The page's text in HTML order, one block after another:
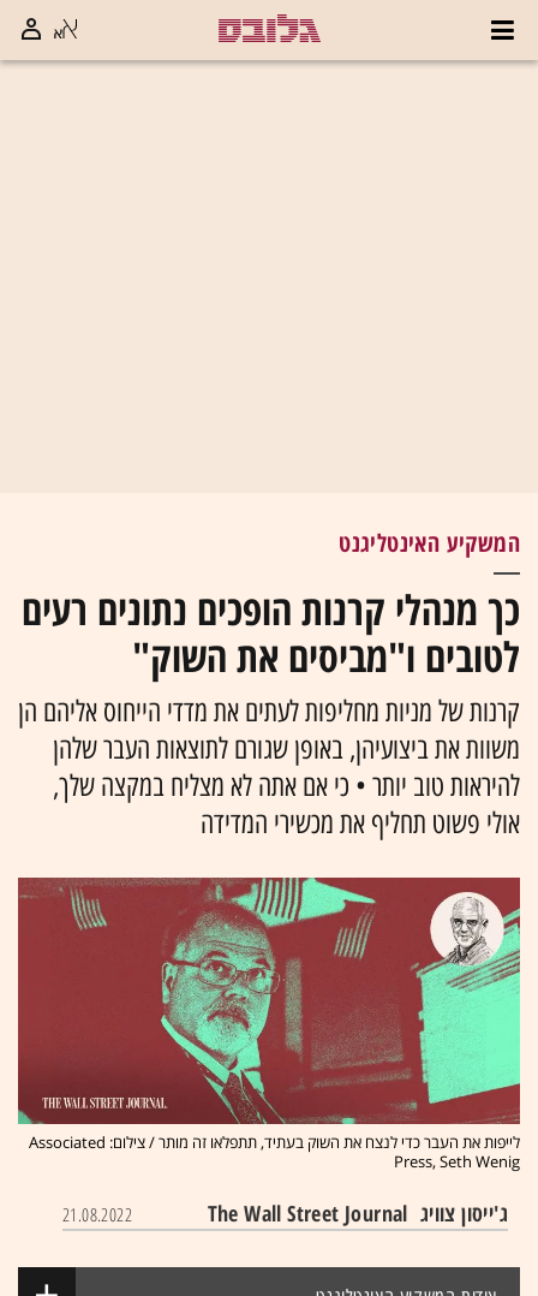
המשקיע האינטליגנט
כך מנהלי קרנות הופכים נתונים רעים
לטובים ו"מביסים את השוק"
קרנות של מניות מחליפות לעתים את מדדי הייחוס אליהם הן
משוות את ביצועיהן, באופן שגורם לתוצאות העבר שלהן
להיראות טוב יותר • כי אם אתה לא מצליח במקצה שלך,
אולי פשוט תחליף את מכשירי המדידה
לייפות את העבר כדי לנצח את השוק בעתיד, תתפלאו זה מותר / צילום: Associated
Press, Seth Wenig
ג'ייסון צוויג The Wall Street Journal
21.08.2022